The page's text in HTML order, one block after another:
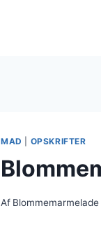
MAD OPSKRIFTER
Af Blommemarmelade